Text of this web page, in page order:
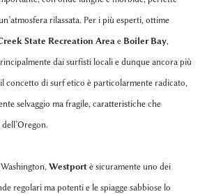
rilassata. Per i più esperti, ottime
State Recreation Area e Boiler Bay,
dai surfisti locali e dunque ancora più
concetto di surf etico è particolarmente radicato,
selvaggio ma fragile, caratteristiche che
Westport è sicuramente uno dei
regolari ma potenti e le spiagge sabbiose lo